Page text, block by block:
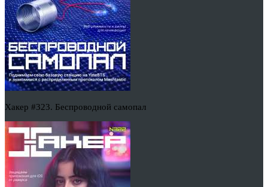
Хакер #323. Беспроводной самопал